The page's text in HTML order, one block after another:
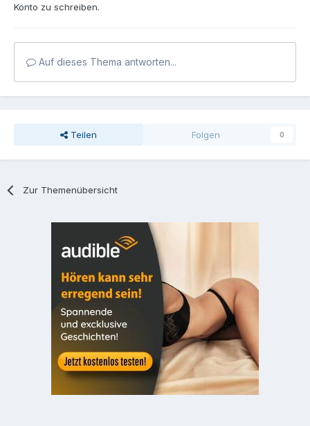
Konto zu schreiben.
Auf dieses Thema antworten...
Teilen Folgen 0
Zur Themenübersicht